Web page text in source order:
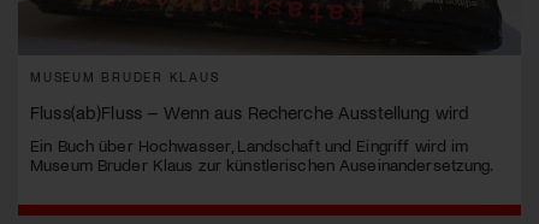
MUSEUM BRUDER KLAUS
Fluss(ab)Fluss – Wenn aus Recherche Ausstellung wird
Ein Buch über Hochwasser, Landschaft und Eingriff wird im
Museum Bruder Klaus zur künstlerischen Auseinandersetzung.